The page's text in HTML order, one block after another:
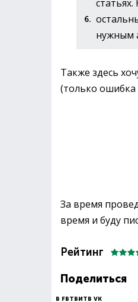
нужным
Также здесь
(только ошибка
За время
время и буду
Рейтинг
Поделиться
В FBТВИТВ VK